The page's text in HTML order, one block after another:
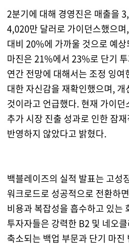
2분기에 대해 경영진은 매출을
4,020만 달러로 가이던스했으
대비 20%에 가까울 것으로 예
마진은 21%에서 23%로 단기
연간 전망에 대해서는 조정 잉
대한 자신감을 재확인했으며,
것이라고 언급했다. 현재 가이
추가 시장 진출 성과로 인한 잠
반영하지 않았다고 밝혔다.
백블레이즈의 실적 발표는 고성
워크로드로 성공적으로 전환하
비용과 복잡성을 흡수하고 있는
투자자들은 강력한 B2 및 네오
축소되는 백업 부문과 단기 마진